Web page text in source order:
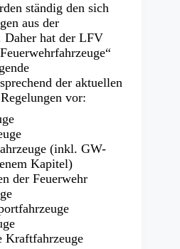
ständig den sich
aus der
Daher hat der LFV
der aktuellen
vor:
(inkl. GW-
Kapitel)
der Feuerwehr
Kraftfahrzeuge